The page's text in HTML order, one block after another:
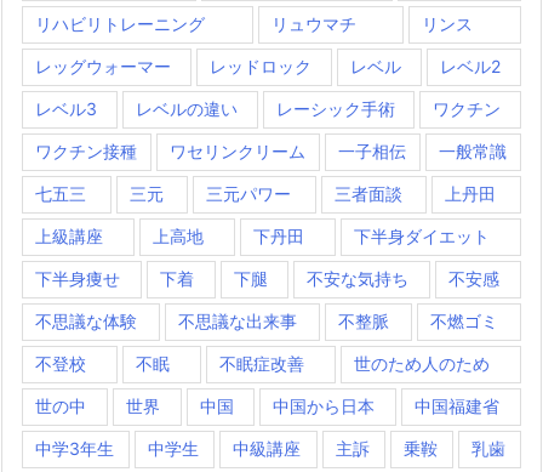
リハビリトレーニング リュウマチ リンス
レッグウォーマー レッドロック レベル レベル2
レベル3 レベルの違い レーシック手術 ワクチン
ワクチン接種 ワセリンクリーム 一子相伝 一般常識
七五三 三元 三元パワー 三者面談 上丹田
上級講座 上高地 下丹田 下半身ダイエット
下半身痩せ 下着 下腿 不安な気持ち 不安感
不思議な体験 不思議な出来事 不整脈 不燃ゴミ
不登校 不眠 不眠症改善 世のため人のため
世の中 世界 中国 中国から日本 中国福建省
中学3年生 中学生 中級講座 主訴 乗鞍 乳歯